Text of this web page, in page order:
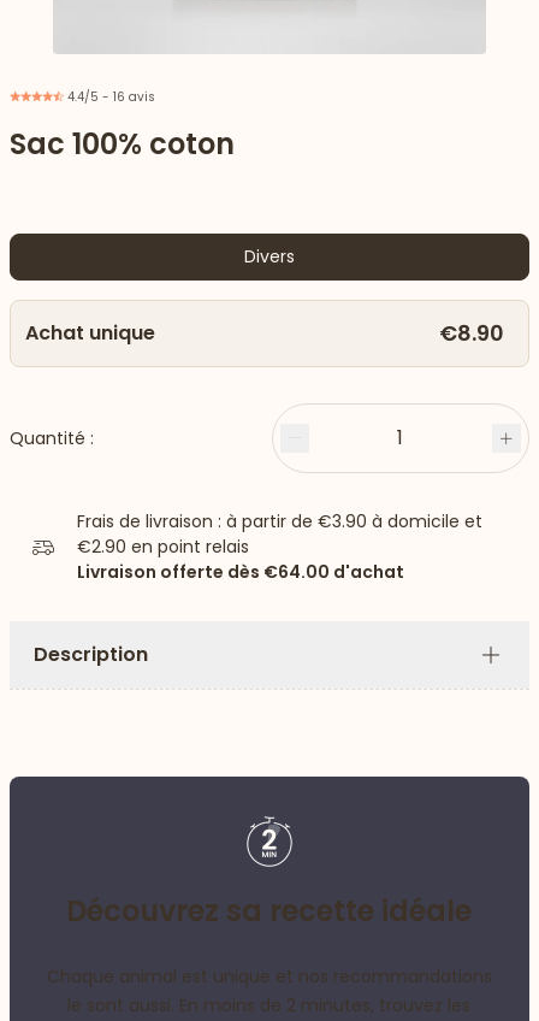
4.4/5 - 16 avis
Sac 100% coton
Divers
Achat unique €8.90
Quantité : Moins 1
Frais de livraison : à partir de €3.90 à domicile et
€2.90 en point relais
Livraison offerte dès €64.00 d'achat
Description
Plus
Découvrez sa recette idéale
Chaque animal est unique et nos recommandations
le sont aussi. En moins de 2 minutes, trouvez les